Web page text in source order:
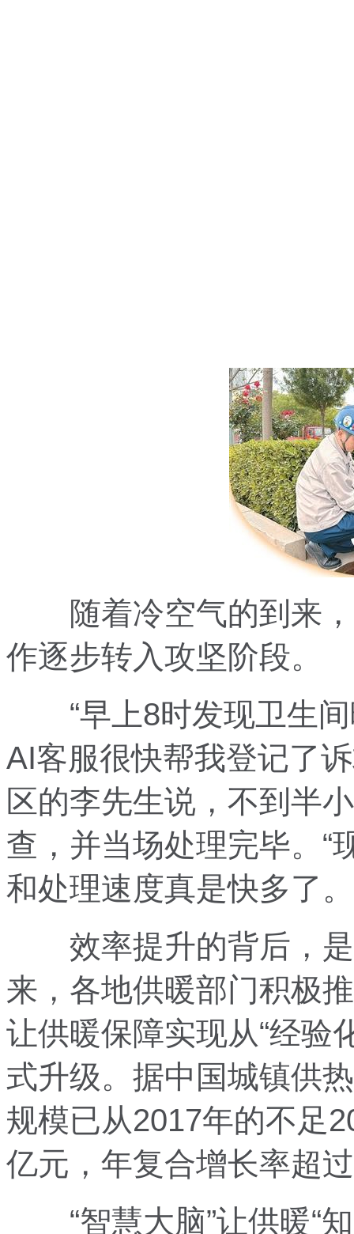
随着冷空气的到来，
作逐步转入攻坚阶段。
“早上8时发现卫生间
AI客服很快帮我登记了
区的李先生说，不到半
查，并当场处理完毕。“
和处理速度真是快多了。
效率提升的背后，是
来，各地供暖部门积极
让供暖保障实现从“经验
式升级。据中国城镇供
规模已从2017年的不足
亿元，年复合增长率超
“智慧大脑”让供暖“知